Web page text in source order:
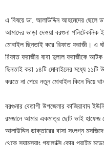
এ বিষয়ে ডা. আলাউদ্দিন আহমেদের ছেলে
আমাদের ভাড়া দেওয়া বরগুনা পলিটেকনিক
মোবাইল ছিনতাই করে রিফাত ফরাজী। এ
রিফাত ফরাজীর বাবা দুলাল ফরাজীকে
ছিনতাই করা ১৪টি মোবাইলের মধ্যে
করতে না পেরে নতুন মোবাইল কিনে দিয়ে
বরগুনার বেতাগী উপজেলার কাজিরাবাদ
রমজানে আমার একমাত্র ছোট ভাই হাফেজ
আলাউদ্দিন ডাক্তারের বাসা সংলগ্ন
থেকে স্যামস্যাং গ্যালাক্সি কোর প্রাইম